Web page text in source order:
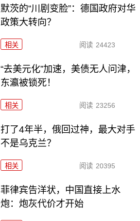
默茨的“川剧变脸”：德国政府对华
政策大转向？
相关 阅读 24423
“去美元化”加速，美债无人问津，
东瀛被锁死！
相关 阅读 23256
打了4年半，俄回过神，最大对手
不是乌克兰？
相关 阅读 20395
菲律宾告洋状，中国直接上水
炮：炮灰代价才开始